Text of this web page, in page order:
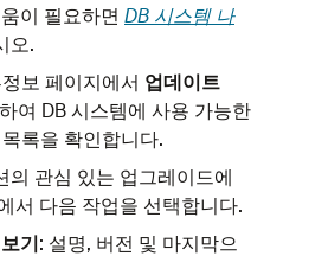
이 필요하면 DB 시스템 나
오.
보 페이지에서 업데이트
여 DB 시스템에 사용 가능한
록을 확인합니다.
의 관심 있는 업그레이드에
서 다음 작업을 선택합니다.
기: 설명, 버전 및 마지막으